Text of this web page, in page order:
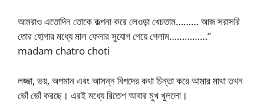
আমরাও এতোদিন তোকে কল্পনা করে লেওড়া খেচতাম……… আজ সরাসরি
তোর হোগার মধ্যে মাল ফেলার সুযোগ পেয়ে গেলাম……………”
madam chatro choti
লজ্জা, ভয়, অপমান এবং আসন্ন বিপদের কথা চিন্তা করে আমার মাথা তখন
ভোঁ ভোঁ করছে। এরই মধ্যে রিতেশ আবার মুখ খুললো।